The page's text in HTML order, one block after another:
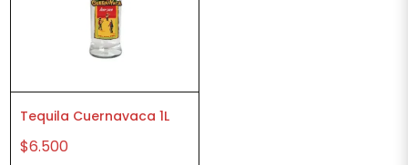
Tequila Cuernavaca 1L
$6.500